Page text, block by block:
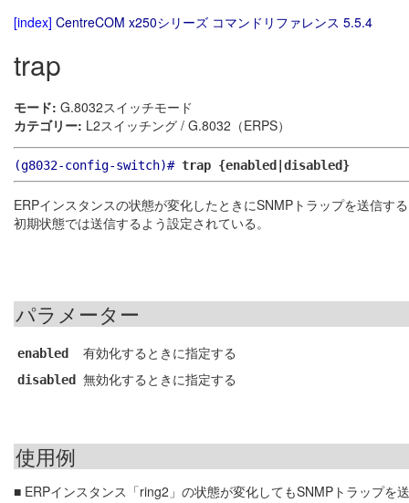
[index] CentreCOM x250シリーズ コマンドリファレンス 5.5.4
trap
モード: G.8032スイッチモード
カテゴリー: L2スイッチング / G.8032（ERPS）
(g8032-config-switch)# trap {enabled|disabled}
ERPインスタンスの状態が変化したときにSNMPトラップを送信す
初期状態では送信するよう設定されている。
パラメーター
enabled 有効化するときに指定する
disabled 無効化するときに指定する
使用例
■ ERPインスタンス「ring2」の状態が変化してもSNMPトラップを